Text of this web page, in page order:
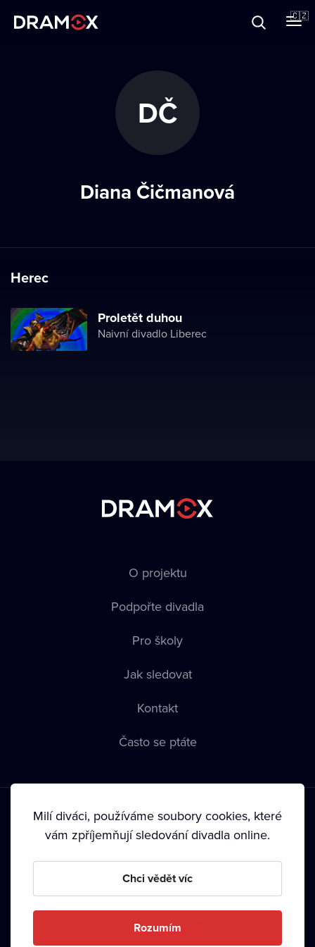
🇨🇿
DČ
Diana Čičmanová
Herec
Proletět duhou
Naivní divadlo Liberec
O projektu
Podpořte divadla
Pro školy
Jak sledovat
Kontakt
Často se ptáte
Podmínky používání • Ochrana soukromí • Zásady používání
• Autorská práva•
Milí diváci, používáme soubory cookies, které
vám zpříjemňují sledování divadla online.
Chci vědět víc
Rozumím